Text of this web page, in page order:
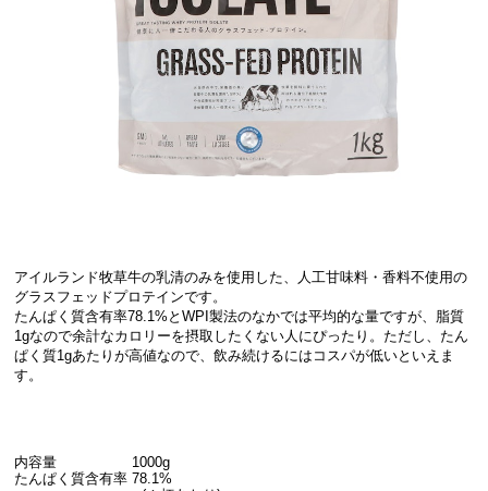
アイルランド牧草牛の乳清のみを使用した、人工甘味料・香料不使用の
グラスフェッドプロテインです。
たんぱく質含有率78.1%とWPI製法のなかでは平均的な量ですが、脂質
1gなので余計なカロリーを摂取したくない人にぴったり。ただし、たん
ぱく質1gあたりが高値なので、飲み続けるにはコスパが低いといえま
す。
内容量 1000g
たんぱく質含有率 78.1%